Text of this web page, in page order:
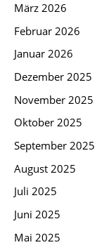
März 2026
Februar 2026
Januar 2026
Dezember 2025
November 2025
Oktober 2025
September 2025
August 2025
Juli 2025
Juni 2025
Mai 2025